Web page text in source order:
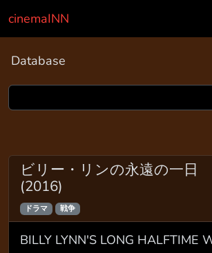
cinemaINN
Database
ビリー・リンの永遠の一日
(2016)
ドラマ 戦争
BILLY LYNN'S LONG HALFTIME